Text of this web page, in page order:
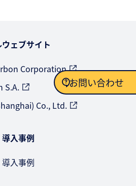
お問い合わせ
お問い合わせ
ェブサイト
Corporation
S.A.
Co., Ltd.
入事例
入事例